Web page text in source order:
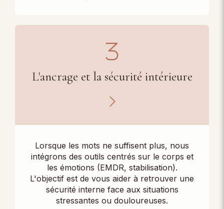
L'ancrage et la sécurité intérieure
Lorsque les mots ne suffisent plus, nous
intégrons des outils centrés sur le corps et
les émotions (EMDR, stabilisation).
L'objectif est de vous aider à retrouver une
sécurité interne face aux situations
stressantes ou douloureuses.